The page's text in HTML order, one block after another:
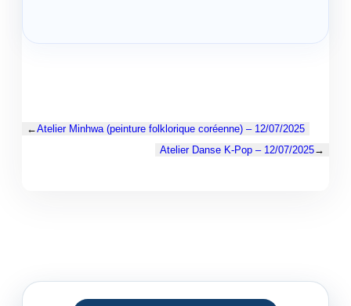
←Atelier Minhwa (peinture folklorique coréenne) – 12/07/2025
Atelier Danse K-Pop – 12/07/2025→